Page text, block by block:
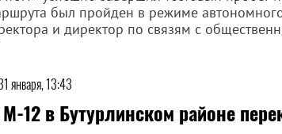
был пройден в режиме
и директор по связям с
января, 13:43
12 в Бутурлинском районе